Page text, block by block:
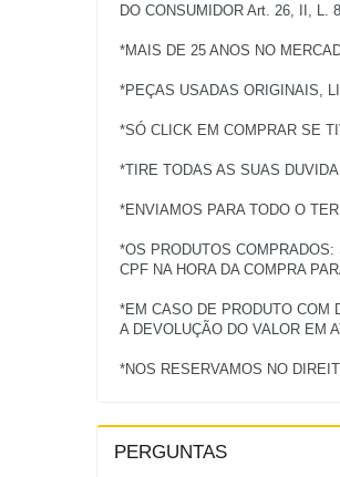
DO CONSUMIDOR Art. 26, II, L.
*MAIS DE 25 ANOS NO
*PEÇAS USADAS ORIGINAIS,
*SÓ CLICK EM COMPRAR SE
*TIRE TODAS AS SUAS
*ENVIAMOS PARA TODO O
*OS PRODUTOS
CPF NA HORA DA COMPRA
*EM CASO DE PRODUTO COM
A DEVOLUÇÃO DO VALOR EM
PERGUNTAS